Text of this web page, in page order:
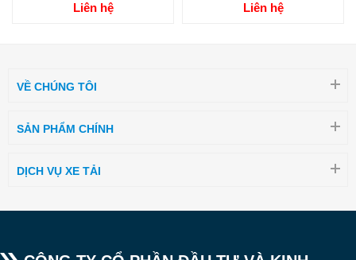
Liên hệ Liên hệ
VỀ CHÚNG TÔI
SẢN PHẨM CHÍNH
DỊCH VỤ XE TẢI